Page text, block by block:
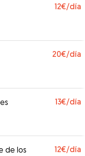
12€/día
20€/día
13€/día
de los
12€/día